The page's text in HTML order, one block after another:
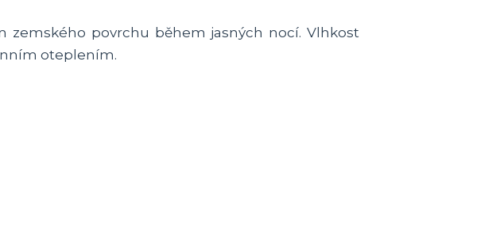
zemského povrchu během jasných nocí. Vlhkost
oteplením.